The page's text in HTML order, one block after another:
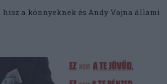
a könnyeknek és Andy Vajna állami